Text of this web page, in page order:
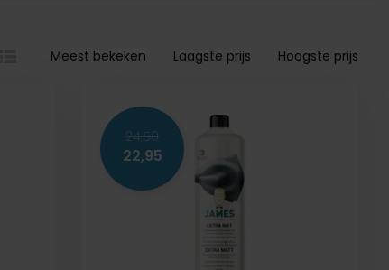
Meest bekeken Laagste prijs Hoogste prijs
24,50
22,95